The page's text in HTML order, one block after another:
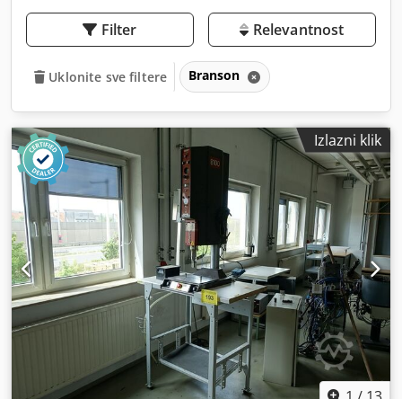
Filter Relevantnost
Uklonite sve filtere Branson
Izlazni klik